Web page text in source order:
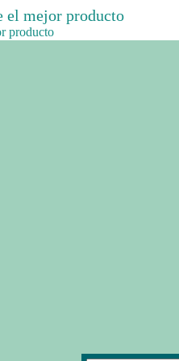
el mejor producto
producto